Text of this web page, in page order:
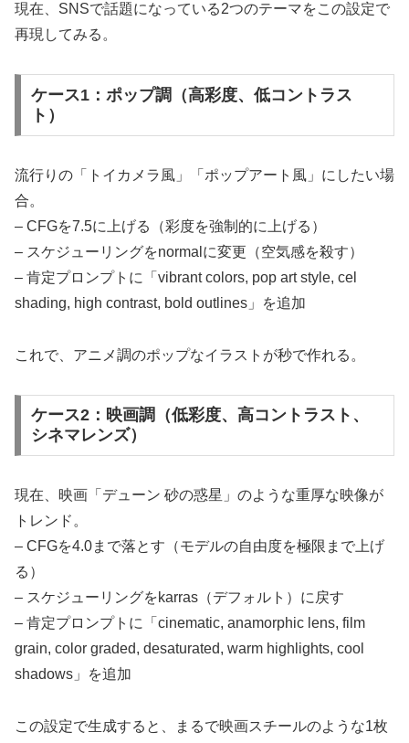
現在、SNSで話題になっている2つのテーマをこの設定で
再現してみる。
ケース1：ポップ調（高彩度、低コントラス
ト）
流行りの「トイカメラ風」「ポップアート風」にしたい場
合。
– CFGを7.5に上げる（彩度を強制的に上げる）
– スケジューリングをnormalに変更（空気感を殺す）
– 肯定プロンプトに「vibrant colors, pop art style, cel
shading, high contrast, bold outlines」を追加
これで、アニメ調のポップなイラストが秒で作れる。
ケース2：映画調（低彩度、高コントラスト、
シネマレンズ）
現在、映画「デューン 砂の惑星」のような重厚な映像が
トレンド。
– CFGを4.0まで落とす（モデルの自由度を極限まで上げ
る）
– スケジューリングをkarras（デフォルト）に戻す
– 肯定プロンプトに「cinematic, anamorphic lens, film
grain, color graded, desaturated, warm highlights, cool
shadows」を追加
この設定で生成すると、まるで映画スチールのような1枚